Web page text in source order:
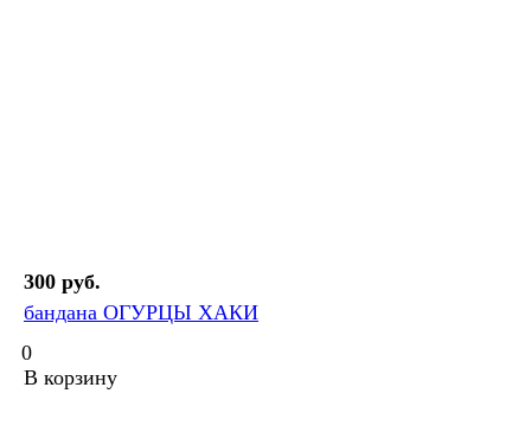
300 руб.
бандана ОГУРЦЫ ХАКИ
0
В корзину